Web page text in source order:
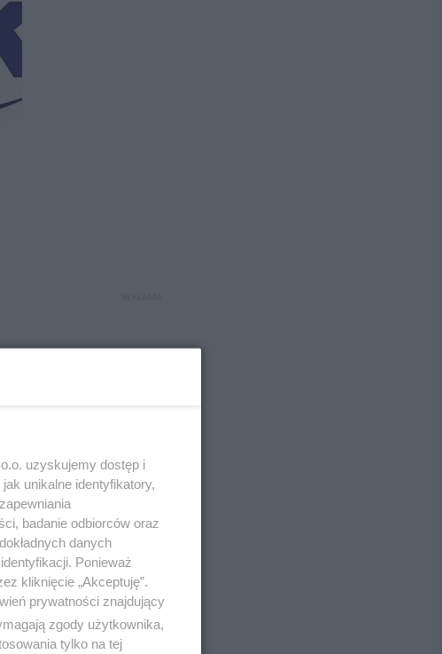
uzyskujemy dostęp i
unikalne identyfikatory,
badanie odbiorców oraz
danych
Ponieważ
kliknięcie „Akceptuję”.
prywatności znajdujący
zgody użytkownika,
tylko na tej